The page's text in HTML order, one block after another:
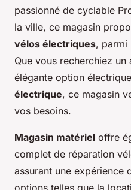
passionné de cyclable
la ville, ce magasin
vélos électriques, parmi
Que vous recherchiez
élégante option
électrique, ce magasin
vos besoins.
Magasin matériel offre
complet de réparation
assurant une expérience
options telles que la